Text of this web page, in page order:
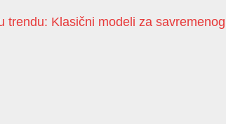
trendu: Klasični modeli za